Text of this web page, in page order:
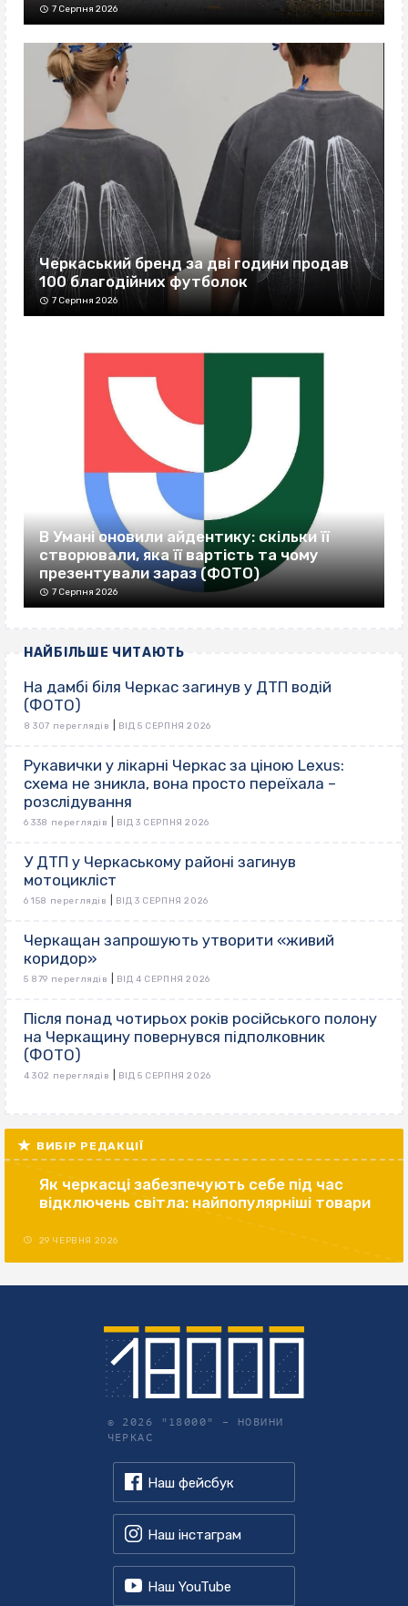
7 Серпня 2026
Черкаський бренд за дві години продав
100 благодійних футболок
7 Серпня 2026
В Умані оновили айдентику: скільки її
створювали, яка її вартість та чому
презентували зараз (ФОТО)
7 Серпня 2026
НАЙБІЛЬШЕ ЧИТАЮТЬ
На дамбі біля Черкас загинув у ДТП водій
(ФОТО)
8 307 переглядів ВІД 5 СЕРПНЯ 2026
Рукавички у лікарні Черкас за ціною Lexus:
схема не зникла, вона просто переїхала –
розслідування
6 338 переглядів ВІД 3 СЕРПНЯ 2026
У ДТП у Черкаському районі загинув
мотоцикліст
6 158 переглядів ВІД 3 СЕРПНЯ 2026
Черкащан запрошують утворити «живий
коридор»
5 879 переглядів ВІД 4 СЕРПНЯ 2026
Після понад чотирьох років російського полону
на Черкащину повернувся підполковник
(ФОТО)
4 302 переглядів ВІД 5 СЕРПНЯ 2026
ВИБІР РЕДАКЦІЇ
Як черкасці забезпечують себе під час
відключень світла: найпопулярніші товари
29 ЧЕРВНЯ 2026
© 2026 "18000" – НОВИНИ
ЧЕРКАС
Наш фейсбук
Наш інстаграм
Наш YouTube